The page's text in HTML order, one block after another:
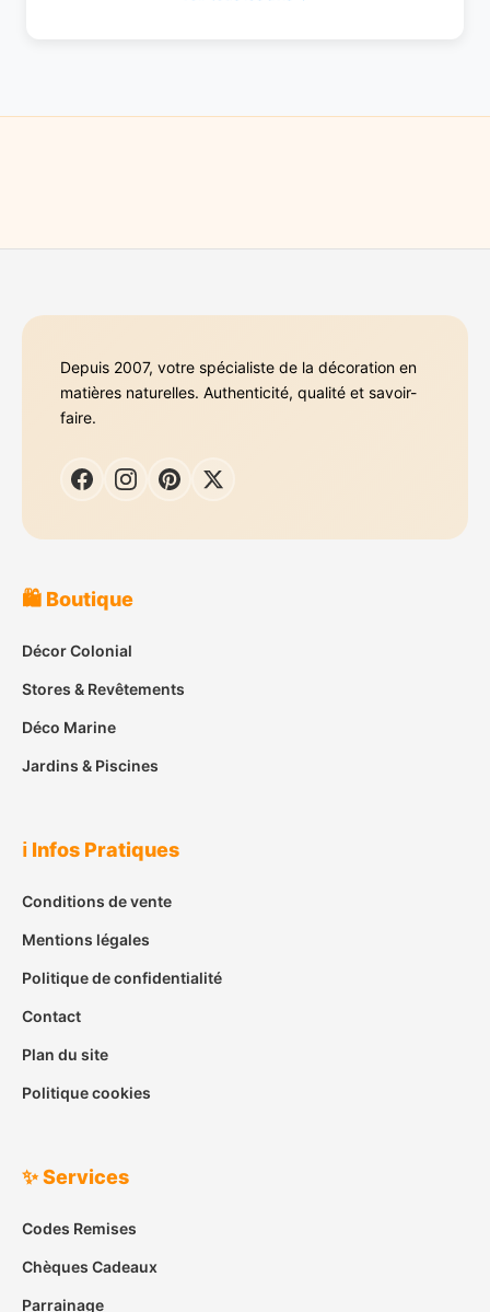
Depuis 2007, votre spécialiste de la décoration en
matières naturelles. Authenticité, qualité et savoir-
faire.
🛍️ Boutique
Décor Colonial
Stores & Revêtements
Déco Marine
Jardins & Piscines
ℹ️ Infos Pratiques
Conditions de vente
Mentions légales
Politique de confidentialité
Contact
Plan du site
Politique cookies
✨ Services
Codes Remises
Chèques Cadeaux
Parrainage